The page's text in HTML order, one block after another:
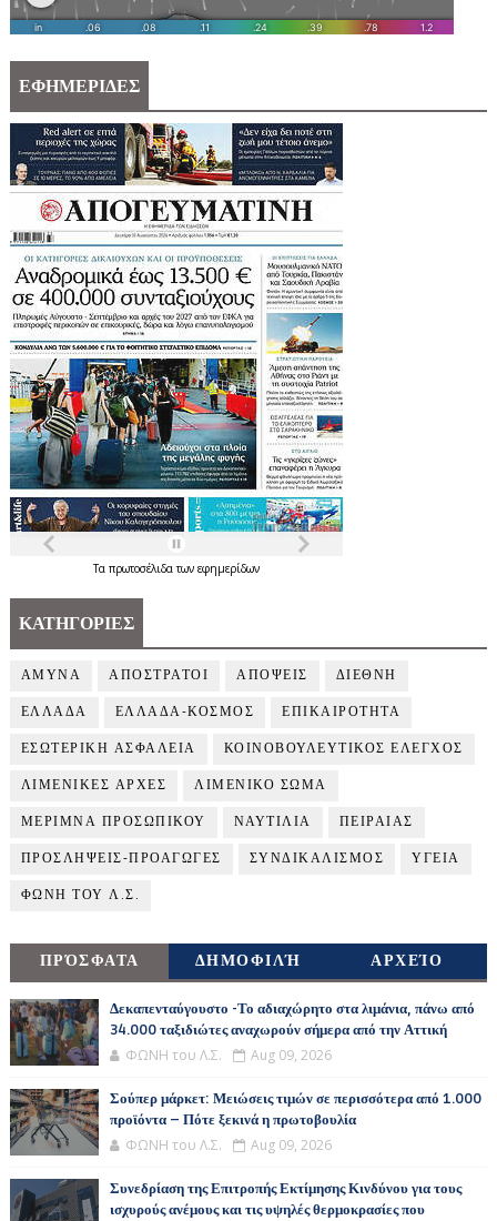
ΕΦΗΜΕΡΙΔΕΣ
Τα πρωτοσέλιδατων εφημερίδων
ΚΑΤΗΓΟΡΙΕΣ
ΑΜΥΝΑ ΑΠΟΣΤΡΑΤΟΙ ΑΠΟΨΕΙΣ ΔΙΕΘΝΗ
ΕΛΛΑΔΑ ΕΛΛΑΔΑ-ΚΟΣΜΟΣ ΕΠΙΚΑΙΡΟΤΗΤΑ
ΕΣΩΤΕΡΙΚΗ ΑΣΦΑΛΕΙΑ ΚΟΙΝΟΒΟΥΛΕΥΤΙΚΟΣ ΕΛΕΓΧΟΣ
ΛΙΜΕΝΙΚΕΣ ΑΡΧΕΣ ΛΙΜΕΝΙΚΟ ΣΩΜΑ
ΜΕΡΙΜΝΑ ΠΡΟΣΩΠΙΚΟΥ ΝΑΥΤΙΛΙΑ ΠΕΙΡΑΙΑΣ
ΠΡΟΣΛΗΨΕΙΣ-ΠΡΟΑΓΩΓΕΣ ΣΥΝΔΙΚΑΛΙΣΜΟΣ ΥΓΕΙΑ
ΦΩΝΗ ΤΟΥ Λ.Σ.
ΠΡΌΣΦΑΤΑ ΔΗΜΟΦΙΛΉ ΑΡΧΕΊΟ
Δεκαπενταύγουστο -Το αδιαχώρητο στα λιμάνια, πάνω από
34.000 ταξιδιώτες αναχωρούν σήμερα από την Αττική
ΦΩΝΗ του Λ.Σ. Aug 09, 2026
Σούπερ μάρκετ: Μειώσεις τιμών σε περισσότερα από 1.000
προϊόντα – Πότε ξεκινά η πρωτοβουλία
ΦΩΝΗ του Λ.Σ. Aug 09, 2026
Συνεδρίαση της Επιτροπής Εκτίμησης Κινδύνου για τους
ισχυρούς ανέμους και τις υψηλές θερμοκρασίες που